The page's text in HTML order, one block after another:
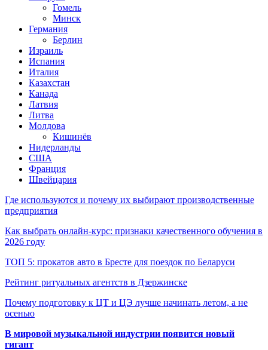
Гомель
Минск
Германия
Берлин
Израиль
Испания
Италия
Казахстан
Канада
Латвия
Литва
Молдова
Кишинёв
Нидерланды
США
Франция
Швейцария
Где используются и почему их выбирают производственные
предприятия
Как выбрать онлайн-курс: признаки качественного обучения в
2026 году
ТОП 5: прокатов авто в Бресте для поездок по Беларуси
Рейтинг ритуальных агентств в Дзержинске
Почему подготовку к ЦТ и ЦЭ лучше начинать летом, а не
осенью
В мировой музыкальной индустрии появится новый
гигант